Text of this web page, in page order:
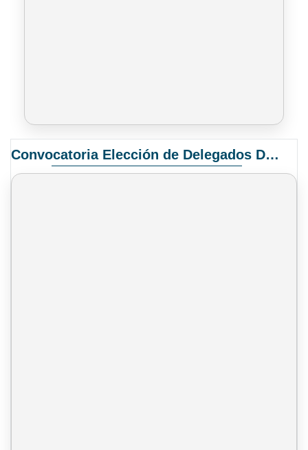
Convocatoria Elección de Delegados Docentes para el XIV Congreso Nacional de Universidades